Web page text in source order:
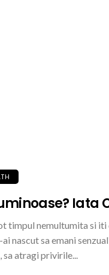
Iata
timpul nemultumita si
nascut sa emani
sa atragi privirile...